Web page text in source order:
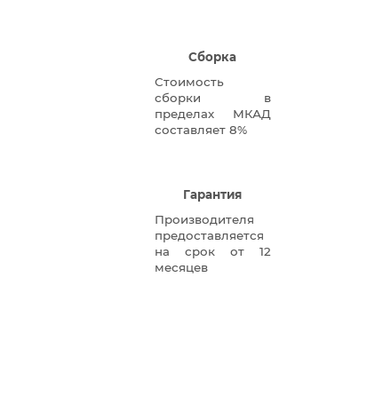
Сборка
Стоимость
сборки в
пределах МКАД
составляет 8%
Гарантия
Производителя
предоставляется
на срок от 12
месяцев